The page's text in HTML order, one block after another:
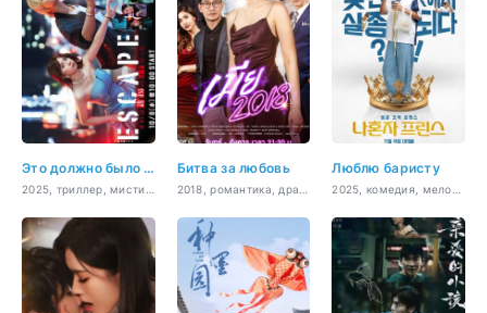
Это должно было быть похищение Битва за любовь Люблю баристу